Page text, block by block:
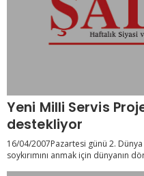
Yeni Milli Servis
destekliyor
16/04/2007Pazartesi günü 2. Dünya
soykırımını anmak için dünyanın